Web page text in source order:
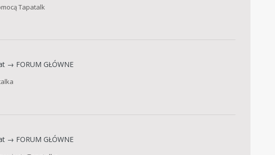
Tapatalk
→ FORUM GŁÓWNE
→ FORUM GŁÓWNE